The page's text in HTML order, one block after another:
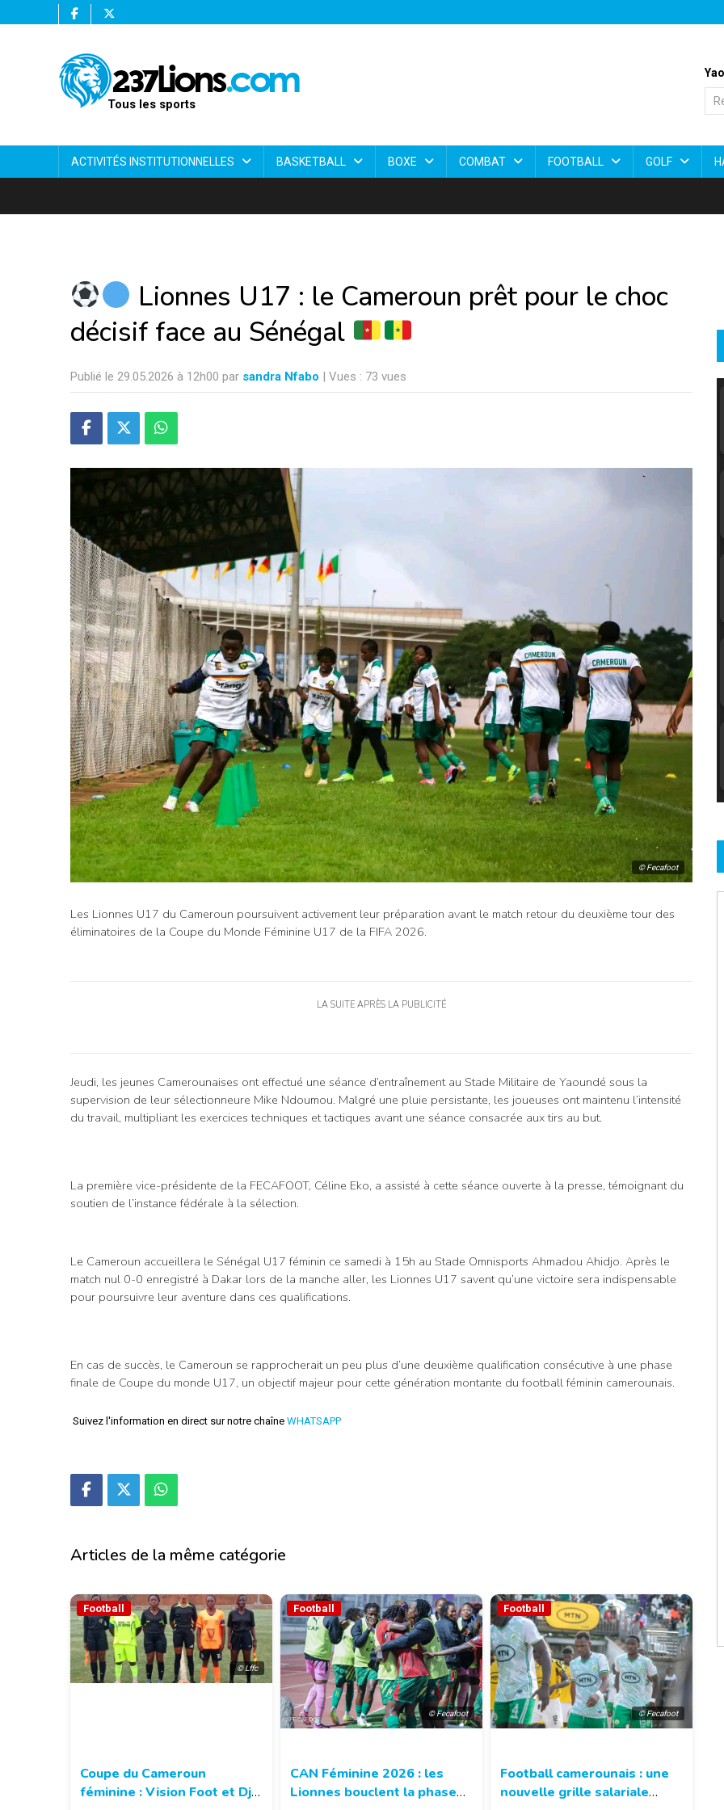
Tous les sports
ACTIVITÉS INSTITUTIONNELLES BASKETBALL BOXE COMBAT FOOTBALL GOLF
Lionnes U17 : le Cameroun prêt pour le choc
décisif face au Sénégal
Publié le 29.05.2026 à 12h00 par sandra Nfabo | Vues : 73 vues
© Fecafoot
Les Lionnes U17 du Cameroun poursuivent activement leur préparation avant le match retour du deuxième tour des
éliminatoires de la Coupe du Monde Féminine U17 de la FIFA 2026.
LA SUITE APRÈS LA PUBLICITÉ
Jeudi, les jeunes Camerounaises ont effectué une séance d’entraînement au Stade Militaire de Yaoundé sous la
supervision de leur sélectionneure Mike Ndoumou. Malgré une pluie persistante, les joueuses ont maintenu l’intensité
du travail, multipliant les exercices techniques et tactiques avant une séance consacrée aux tirs au but.
La première vice-présidente de la FECAFOOT, Céline Eko, a assisté à cette séance ouverte à la presse, témoignant du
soutien de l’instance fédérale à la sélection.
Le Cameroun accueillera le Sénégal U17 féminin ce samedi à 15h au Stade Omnisports Ahmadou Ahidjo. Après le
match nul 0-0 enregistré à Dakar lors de la manche aller, les Lionnes U17 savent qu’une victoire sera indispensable
pour poursuivre leur aventure dans ces qualifications.
En cas de succès, le Cameroun se rapprocherait un peu plus d’une deuxième qualification consécutive à une phase
finale de Coupe du monde U17, un objectif majeur pour cette génération montante du football féminin camerounais.
Suivez l'information en direct sur notre chaîne WHATSAPP
Articles de la même catégorie
© Lffc
Football
Coupe du Cameroun
féminine : Vision Foot et Dja
© Fecafoot
Football
CAN Féminine 2026 : les
Lionnes bouclent la phase
© Fecafoot
Football
Football camerounais : une
nouvelle grille salariale